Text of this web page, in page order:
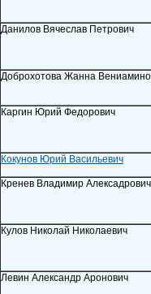
Данилов Вячеслав Петрович
Доброхотова Жанна
Каргин Юрий Федорович
Кокунов Юрий Васильевич
Кренев Владимир Алексадрович
Кулов Николай Николаевич
Левин Александр Аронович